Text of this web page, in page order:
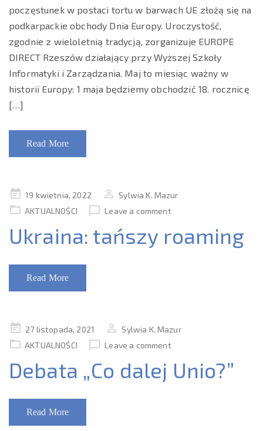
poczęstunek w postaci tortu w barwach UE złożą się na
podkarpackie obchody Dnia Europy. Uroczystość,
zgodnie z wieloletnią tradycją, zorganizuje EUROPE
DIRECT Rzeszów działający przy Wyższej Szkoły
Informatyki i Zarządzania. Maj to miesiąc ważny w
historii Europy: 1 maja będziemy obchodzić 18. rocznicę
[…]
Read More
Posted
on
19 kwietnia, 2022
Sylwia K. Mazur
AKTUALNOŚCI
Leave a comment
Ukraina: tańszy roaming
Read More
Posted
on
27 listopada, 2021
Sylwia K. Mazur
AKTUALNOŚCI
Leave a comment
Debata „Co dalej Unio?”
Read More